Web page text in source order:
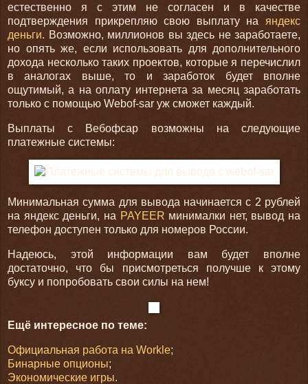
естественно я с этим не согласен и в качестве
подтверждения прикрепляю свою выплату на яндекс
деньги. Возможно, миллионов вы здесь не заработаете,
но опять же, если использовать для дополнительного
дохода несколько таких проектов, которые я перечислил
в аналогах выше, то и заработок будет вполне
ощутимый, а на оплату интернета за месяц заработать
только с помощью Webof-sar уж сможет каждый.
Выплаты с Вебофсар возможны на следующие
платежные системы:
Минимальная сумма для вывода начинается с 2 рублей
на яндекс деньги, на PAYEER минималки нет, вывод на
телефон доступен только для номеров России.
Надеюсь, этой информации вам будет вполне
достаточно, что бы присмотреться получше к этому
буксу и попробовать свои силы на нем!
Ещё интересное по теме:
Официальная работа на Workle;
Бинарные опционы;
Экономические игры.